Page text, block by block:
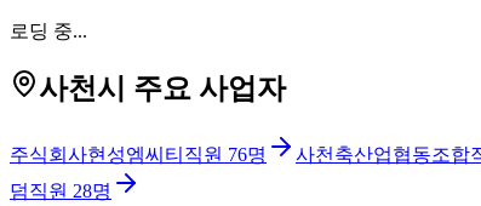
로딩 중...
사천시 주요 사업자
주식회사현성엠씨티 직원 76명 사천축산업협동조합
덤직원 28명